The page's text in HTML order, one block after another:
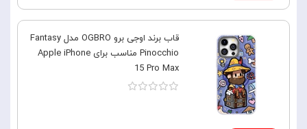
قاب برند اوجی برو OGBRO مدل Fantasy
Pinocchio مناسب برای Apple iPhone
15 Pro Max